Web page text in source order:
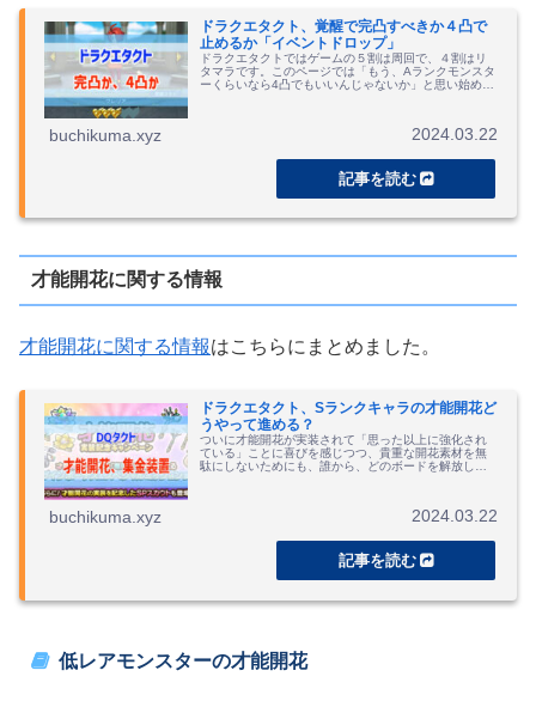
ドラクエタクト、覚醒で完凸すべきか４凸で
止めるか「イベントドロップ」
ドラクエタクトではゲームの５割は周回で、４割はリ
タマラです。このページでは「もう、Aランクモンスタ
ーくらいなら4凸でもいいんじゃないか」と思い始めた
buchikuma.xyz 2024.03.22
才能開花に関する情報
才能開花に関する情報はこちらにまとめました。
ドラクエタクト、Sランクキャラの才能開花ど
うやって進める？
ついに才能開花が実装されて「思った以上に強化され
ている」ことに喜びを感じつつ、貴重な開花素材を無
駄にしないためにも、誰から、どのボードを解放しよ
buchikuma.xyz 2024.03.22
低レアモンスターの才能開花